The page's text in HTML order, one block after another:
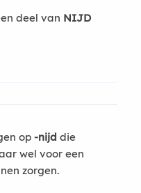
deel van NIJD
op -nijd die
wel voor een
zorgen.